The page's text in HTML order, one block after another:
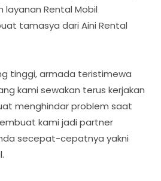
layanan Rental Mobil
tamasya dari Aini Rental
tinggi, armada teristimewa
kami sewakan terus kerjakan
menghindar problem saat
kami jadi partner
secepat-cepatnya yakni